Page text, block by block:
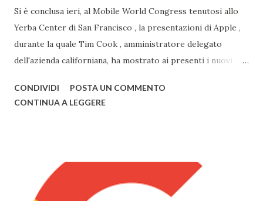
Si è conclusa ieri, al Mobile World Congress tenutosi allo
Yerba Center di San Francisco , la presentazioni di Apple ,
durante la quale Tim Cook , amministratore delegato
dell'azienda californiana, ha mostrato ai presenti i nuovi
Watch , smartwatch disponibile in 3 versioni (Watch, Sport,
disponibili alla vendita. Il nuovo Air è veramente
sorprendente, sia in fatto di design che di prestazioni: lo
CONDIVIDI
POSTA UN COMMENTO
CONTINUA A LEGGERE